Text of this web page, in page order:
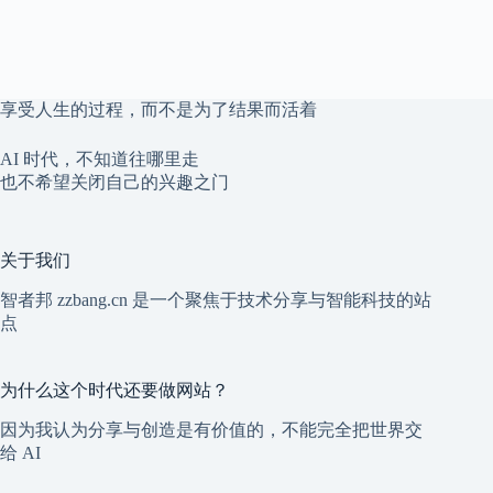
享受人生的过程，而不是为了结果而活着
AI 时代，不知道往哪里走
也不希望关闭自己的兴趣之门
关于我们
智者邦 zzbang.cn 是一个聚焦于技术分享与智能科技的站
点
为什么这个时代还要做网站？
因为我认为分享与创造是有价值的，不能完全把世界交
给 AI